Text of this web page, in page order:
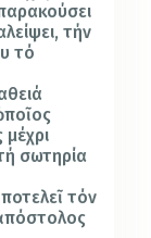
τήν
τό
ποῖος
σωτηρία
ποτελεῖ τόν
πόστολος